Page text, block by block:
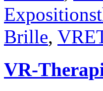
Brille,
VR-